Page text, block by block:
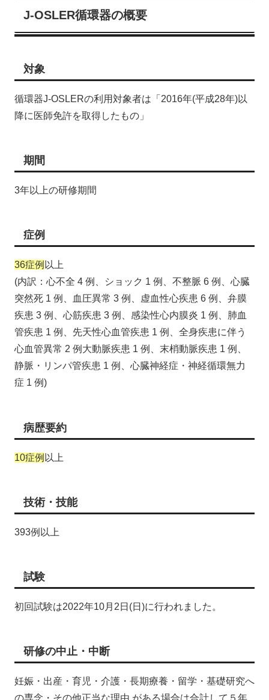
J-OSLER循環器の概要
対象
循環器J-OSLERの利用対象者は「2016年(平成28年)以
降に医師免許を取得したもの」
期間
3年以上の研修期間
症例
36症例 以上
(内訳：心不全 4 例、ショック 1 例、不整脈 6 例、心臓
突然死 1 例、血圧異常 3 例、虚血性心疾患 6 例、弁膜
疾患 3 例、心筋疾患 3 例、感染性心内膜炎 1 例、肺血
管疾患 1 例、先天性心血管疾患 1 例、全身疾患に伴う
心血管異常 2 例大動脈疾患 1 例、末梢動脈疾患 1 例、
静脈・リンパ管疾患 1 例、心臓神経症・神経循環無力
症 1 例)
病歴要約
10症例 以上
技術・技能
393例以上
試験
初回試験は2022年10月2日(日)に行われました。
研修の中止・中断
妊娠・出産・育児・介護・長期療養・留学・基礎研究へ